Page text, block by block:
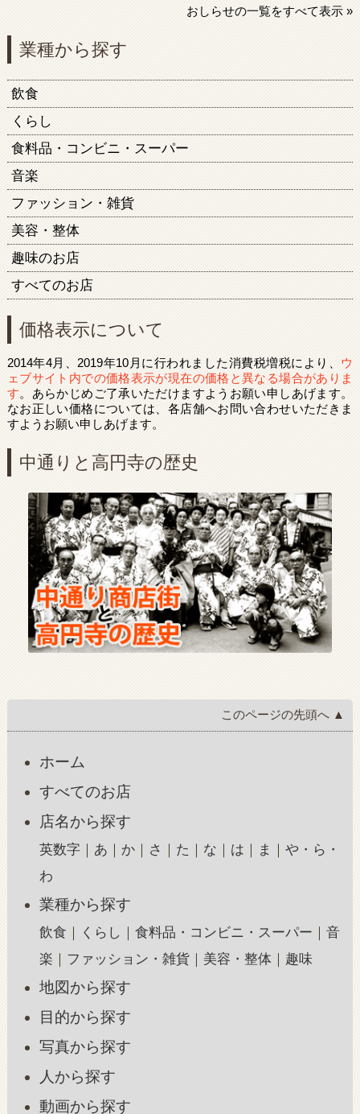
おしらせの一覧をすべて表示 »
業種から探す
飲食
くらし
食料品・コンビニ・スーパー
音楽
ファッション・雑貨
美容・整体
趣味のお店
すべてのお店
価格表示について
2014年4月、2019年10月に行われました消費税増税により、 ウ
ェブサイト内での価格表示が現在の価格と異なる場合がありま
す。あらかじめご了承いただけますようお願い申しあげます。
なお正しい価格については、各店舗へお問い合わせいただきま
すようお願い申しあげます。
中通りと高円寺の歴史
このページの先頭へ ▲
ホーム
すべてのお店
店名から探す
英数字 あ か さ た な は ま
や・ら・
わ
業種から探す
飲食 くらし 食料品・コンビニ・スーパー
音
楽
ファッション・雑貨 美容・整体 趣味
地図から探す
目的から探す
写真から探す
人から探す
動画から探す